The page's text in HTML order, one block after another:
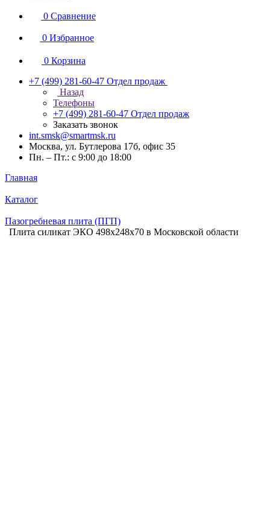
0 Сравнение
0 Избранное
0 Корзина
+7 (499) 281-60-47 Отдел продаж
Назад
Телефоны
+7 (499) 281-60-47 Отдел продаж
Заказать звонок
int.smsk@smartmsk.ru
Москва, ул. Бутлерова 17б, офис 35
Пн. – Пт.: с 9:00 до 18:00
Главная
Каталог
Пазогребневая плита (ПГП)
Плита силикат ЭКО 498х248х70 в Московской области